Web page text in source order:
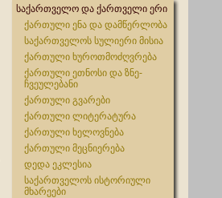
საქართველო და ქართველი ერი
ქართული ენა და დამწერლობა
საქართველოს სულიერი მისია
ქართული ხუროთმოძღვრება
ქართული ეთნოსი და ზნე-
ჩვეულებანი
ქართული გვარები
ქართული ლიტერატურა
ქართული ხელოვნება
ქართული მეცნიერება
დედა ეკლესია
საქართველოს ისტორიული
მხარეები